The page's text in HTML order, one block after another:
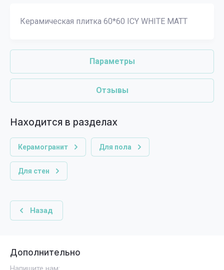
Керамическая плитка 60*60 ICY WHITE MATT
Параметры
Отзывы
Находится в разделах
Керамогранит Для пола
Для стен
Назад
Дополнительно